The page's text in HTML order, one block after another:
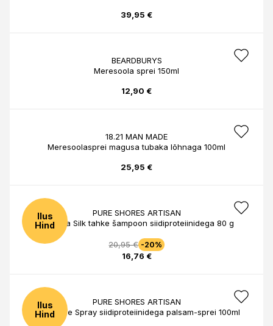
39,95 €
BEARDBURYS
Meresoola sprei 150ml
12,90 €
18.21 MAN MADE
Meresoolasprei magusa tubaka lõhnaga 100ml
25,95 €
Ilus
Hind
PURE SHORES ARTISAN
Moringa Silk tahke šampoon siidiproteiinidega 80 g
20,95 € -20%
16,76 €
Ilus
Hind
PURE SHORES ARTISAN
Cashmere Spray siidiproteiinidega palsam-sprei 100ml